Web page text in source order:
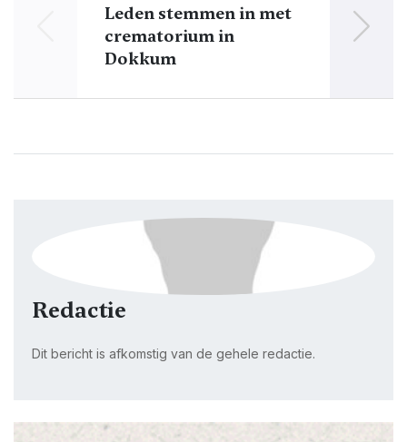
Leden stemmen in met
crematorium in
Dokkum
Redactie
Dit bericht is afkomstig van de gehele redactie.